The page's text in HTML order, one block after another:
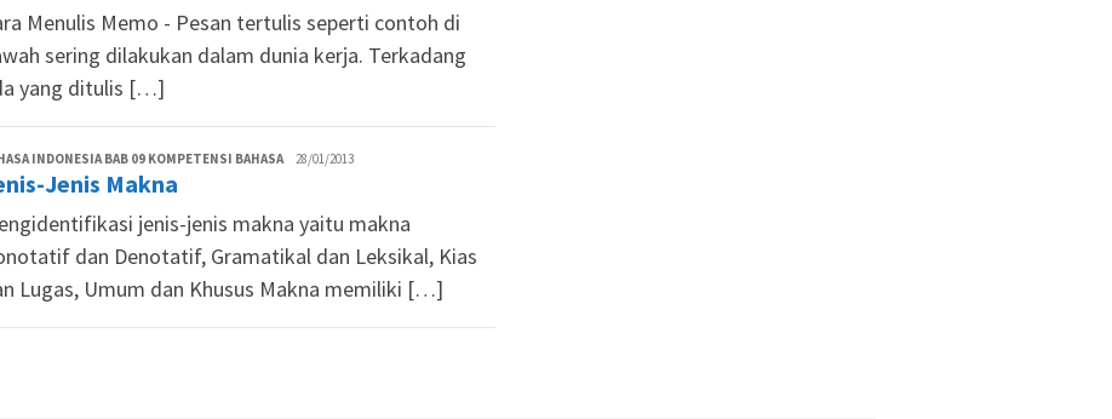
Menulis Memo - Pesan tertulis seperti contoh di
sering dilakukan dalam dunia kerja. Terkadang
yang ditulis […]
INDONESIA BAB 09 KOMPETENSI BAHASATim28/01/2013
Jenis Makna
jenis-jenis makna yaitu makna
dan Denotatif, Gramatikal dan Leksikal, Kias
Lugas, Umum dan Khusus Makna memiliki […]